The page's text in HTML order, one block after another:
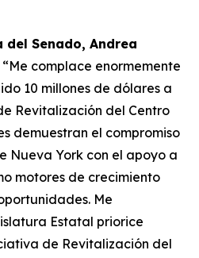
Senado, Andrea
“Me complace enormemente
10 millones de dólares a
Revitalización del Centro
demuestran el compromiso
Nueva York con el apoyo a
motores de crecimiento
Me
Estatal priorice
de Revitalización del